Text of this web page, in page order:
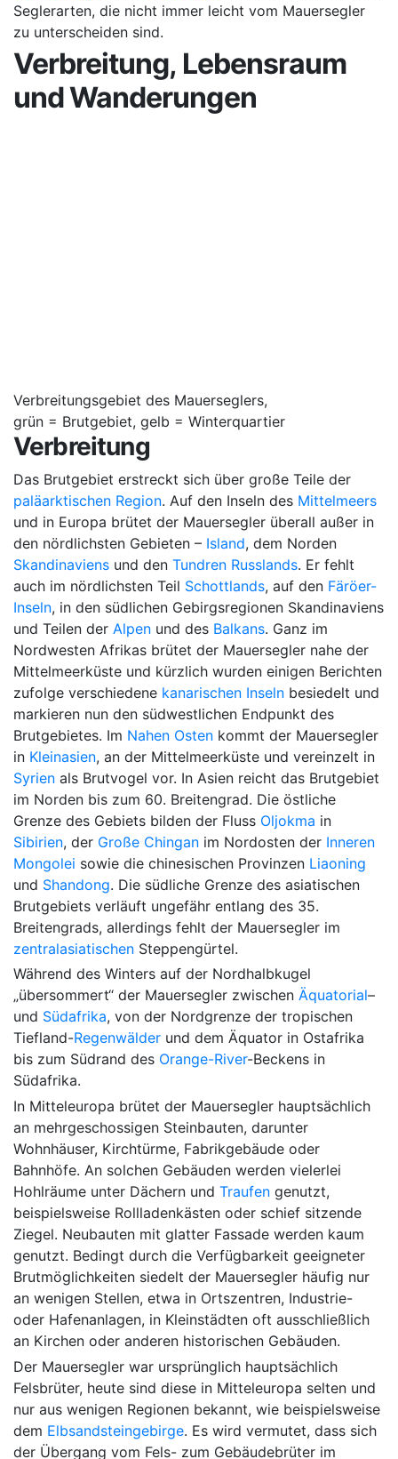
Seglerarten, die nicht immer leicht vom Mauersegler
zu unterscheiden sind.
Verbreitung, Lebensraum
und Wanderungen
Verbreitungsgebiet des Mauerseglers,
grün = Brutgebiet, gelb = Winterquartier
Verbreitung
Das Brutgebiet erstreckt sich über große Teile der
paläarktischen Region. Auf den Inseln des Mittelmeers
und in Europa brütet der Mauersegler überall außer in
den nördlichsten Gebieten – Island, dem Norden
Skandinaviens und den Tundren Russlands. Er fehlt
auch im nördlichsten Teil Schottlands, auf den Färöer-
Inseln, in den südlichen Gebirgsregionen Skandinaviens
und Teilen der Alpen und des Balkans. Ganz im
Nordwesten Afrikas brütet der Mauersegler nahe der
Mittelmeerküste und kürzlich wurden einigen Berichten
zufolge verschiedene kanarischen Inseln besiedelt und
markieren nun den südwestlichen Endpunkt des
Brutgebietes. Im Nahen Osten kommt der Mauersegler
in Kleinasien, an der Mittelmeerküste und vereinzelt in
Syrien als Brutvogel vor. In Asien reicht das Brutgebiet
im Norden bis zum 60. Breitengrad. Die östliche
Grenze des Gebiets bilden der Fluss Oljokma in
Sibirien, der Große Chingan im Nordosten der Inneren
Mongolei sowie die chinesischen Provinzen Liaoning
und Shandong. Die südliche Grenze des asiatischen
Brutgebiets verläuft ungefähr entlang des 35.
Breitengrads, allerdings fehlt der Mauersegler im
zentralasiatischen Steppengürtel.
Während des Winters auf der Nordhalbkugel
„übersommert“ der Mauersegler zwischen Äquatorial–
und Südafrika, von der Nordgrenze der tropischen
Tiefland-Regenwälder und dem Äquator in Ostafrika
bis zum Südrand des Orange-River-Beckens in
Südafrika.
In Mitteleuropa brütet der Mauersegler hauptsächlich
an mehrgeschossigen Steinbauten, darunter
Wohnhäuser, Kirchtürme, Fabrikgebäude oder
Bahnhöfe. An solchen Gebäuden werden vielerlei
Hohlräume unter Dächern und Traufen genutzt,
beispielsweise Rollladenkästen oder schief sitzende
Ziegel. Neubauten mit glatter Fassade werden kaum
genutzt. Bedingt durch die Verfügbarkeit geeigneter
Brutmöglichkeiten siedelt der Mauersegler häufig nur
an wenigen Stellen, etwa in Ortszentren, Industrie-
oder Hafenanlagen, in Kleinstädten oft ausschließlich
an Kirchen oder anderen historischen Gebäuden.
Der Mauersegler war ursprünglich hauptsächlich
Felsbrüter, heute sind diese in Mitteleuropa selten und
nur aus wenigen Regionen bekannt, wie beispielsweise
dem Elbsandsteingebirge. Es wird vermutet, dass sich
der Übergang vom Fels- zum Gebäudebrüter im